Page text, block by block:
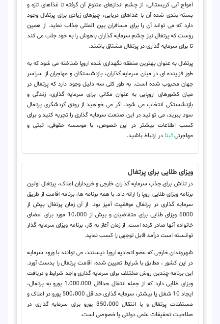
امواج آبی کریستالی، از چشم اندازهای متنوع آن گرفته تا غذاهای تازه و
بسته بندی شده آن با غذاهای دریایی، چیزهای زیادی برای پرتغال وجود
دارد که می تواند آن را برای مسافران بین المللی جذاب نماید. از همین
روست که پرتغال نیز چشم سرمایه گذاران باهوش را به خود جلب می کند
تا برای سرمایه گذاری در پرتغال مشتاق باشند.
پرتغال به عنوان بهترین منطقه نگهداری شده اروپا شناخته می شود که به
طور فزاینده ای در میان سرمایه گذاران، بازنشستگان و مهاجران از سراسر
جهان محبوب شده است. به طور کلی سه دلیل وجود دارد که پرتغال در
میان کشورهای اروپایی به عنوان مکانی برای سرمایه گذاری، زندگی و
بازنشستگی انتخاب می شود. اگر می خواهید از رونق گردشگری پرتغال
سود ببرید، می توانید در این صنعت سرمایه گذاری را تجربه کنید و برای
کسب اطلاعات بیشتر در این خصوص، با موسسه حقوقی، ثبتی و
مهاجرتیثبتا در ارتباط باشید.
ویزای طلایی برای پرتغال
در تلاش برای جذب سرمایه گذاران خارجی و خریداران املاک، پرتغال اولین
برنامه ویزای طلایی اروپا را ارائه داد. با همه برنامه ها، برنامه اقامت از طریق
سرمایه گذاری در پرتغال موفقیت آمیز بود. از آن زمان پرتغال بیش از
6000 ویزای طلایی برای متقاضیان و بیش از 10،000 مورد برای اعضای
خانواده آنها صادر کرده است. از زمان آغاز به کار، برنامه ویزای سرمایه گذار
توانسته است درآمد قابل توجهی را کسب نماید.
شهروندان خارجی که عضو اتحادیه اروپا نیستند، می توانند با ورود سرمایه
در این کشور ، مطابق با شرایط تعیین شده، اقامت پرتغال را بدست آورد.
این برنامه چندین روش مختلف برای سرمایه گذاری واجد شرایط و دریافت
ویزای طلایی دارد که از جمله انتقال حداقل 1.000.000 یورو به پرتغال،
ایجاد 10 شغل یا بیشتر، سرمایه گذاری حداقل 500،000 یورو در املاک و
مستغلات پرتغال و یا انتقال 350،000 یورو برای سرمایه گذاری در
صلاحیت تحقیقات علمی دولتی یا خصوصی است.